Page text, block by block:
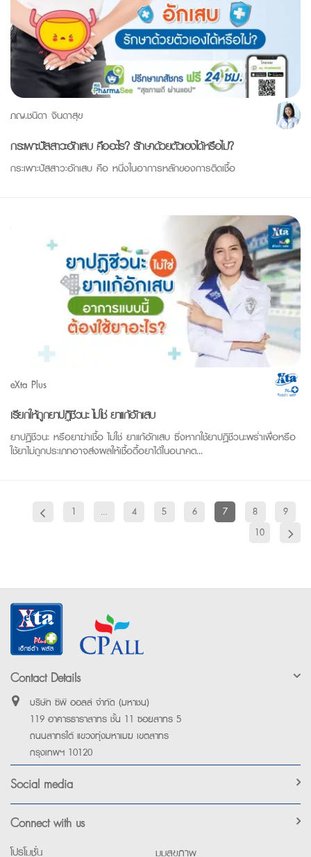
ภญ.ชนิดา จินดาสุข
กระเพาะปัสสาวะอักเสบ คืออะไร? รักษาด้วยตัวเองได้หรือไม่?
กระเพาะปัสสาวะอักเสบ คือ หนึ่งในอาการหลักของการติดเชื้อ
eXta Plus
เรียกให้ถูกยาปฏิชีวนะ ไม่ใช่ ยาแก้อักเสบ
ยาปฏิชีวนะ หรือยาฆ่าเชื้อ ไม่ใช่ ยาแก้อักเสบ ซึ่งหากใช้ยาปฎิชีวนะพร่ำเพื่อหรือ
ใช้ยาไม่ถูกประเภทอาจส่งผลให้เชื้อดื้อยาได้ในอนาคต...
1 … 4 5 6 7 8
9
10
Contact Details
บริษัท ซีพี ออลล์ จำกัด (มหาชน)
119 อาคารธาราสาทร ชั้น 11 ซอยสาทร 5
ถนนสาทรใต้ แขวงทุ่งมหาเมฆ เขตสาทร
กรุงเทพฯ 10120
Social media
Connect with us
โปรโมชั่น มุมสุขภาพ